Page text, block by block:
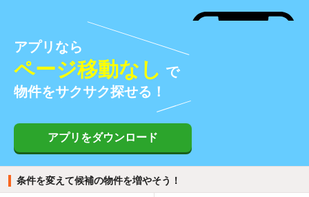
アプリなら
ページ移動なし で
物件をサクサク探せる！
アプリをダウンロード
条件を変えて候補の物件を増やそう！